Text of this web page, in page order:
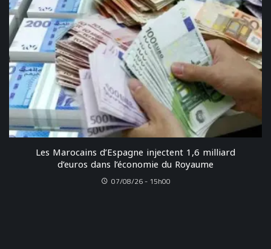
Les Marocains d’Espagne injectent 1,6 milliard
d’euros dans l’économie du Royaume
07/08/26 - 15h00